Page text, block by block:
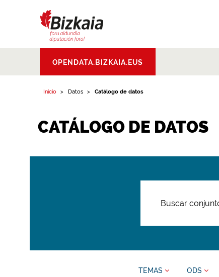
Aldundia.Diputacion
Foral de Bizkaia
OPENDATA.BIZKAIA.EUS
Inicio Datos Catálogo de datos
CATÁLOGO DE DATOS
TEMAS ODS